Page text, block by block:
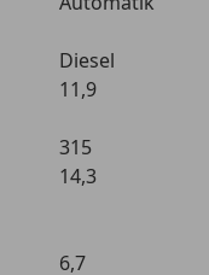
Diesel
11,9
315
14,3
6,7